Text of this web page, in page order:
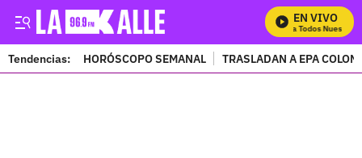
EN VIVO
Mira Todos Nuestros
Tendencias: HORÓSCOPO SEMANAL TRASLADAN A EPA